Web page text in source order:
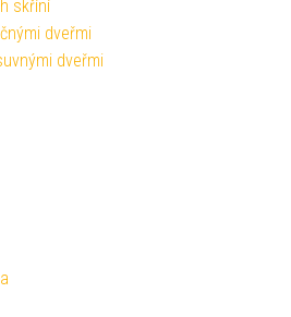
skříní
dveřmi
dveřmi